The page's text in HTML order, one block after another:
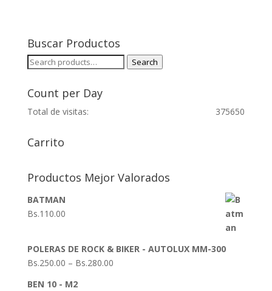
Buscar Productos
Search
Search
Count per Day
375650
Total de visitas:
Carrito
Productos Mejor Valorados
BATMAN
Bs.110.00
POLERAS DE ROCK & BIKER - AUTOLUX MM-300
Bs.250.00 – Bs.280.00
BEN 10 - M2